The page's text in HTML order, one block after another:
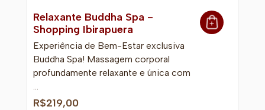
Relaxante Buddha Spa -
Shopping Ibirapuera
Experiência de Bem-Estar exclusiva
Buddha Spa! Massagem corporal
profundamente relaxante e única com
R$219,00